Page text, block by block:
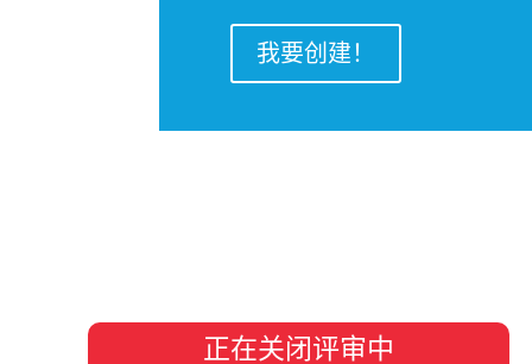
我要创建！
正在关闭评审中